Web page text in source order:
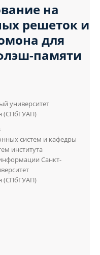
на
решеток и
для
памяти
университет
(СПбГУАП)
систем и кафедры
института
Санкт-
(СПбГУАП)